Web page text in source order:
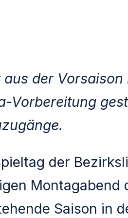
der Vorsaison
Vorbereitung
der
Montagabend
Saison in